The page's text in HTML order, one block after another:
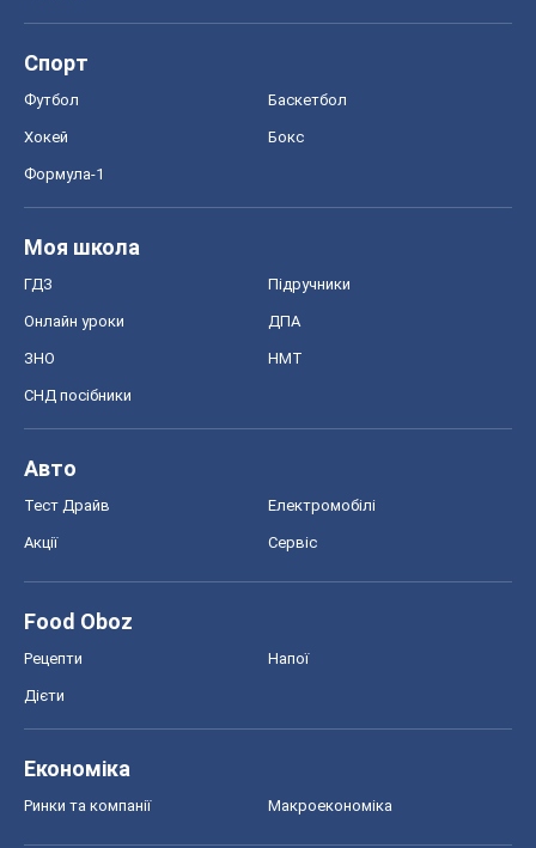
Спорт
Футбол Баскетбол
Хокей Бокс
Формула-1
Моя школа
ГДЗ Підручники
Онлайн уроки ДПА
ЗНО НМТ
СНД посібники
Авто
Тест Драйв Електромобілі
Акції Сервіс
Food Oboz
Рецепти Напої
Дієти
Економіка
Ринки та компанії Макроекономіка